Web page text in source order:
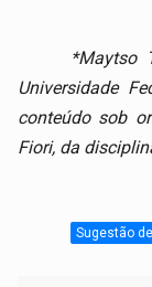
*Maytso
Universidade
conteúdo sob
Fiori, da
Sugestão